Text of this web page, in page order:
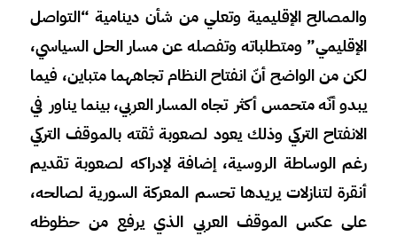
والمصالح الإقليمية وتعلي من شأن دينامية “التواصل
الإقليمي” ومتطلباته وتفصله عن مسار الحل السياسي،
لكن من الواضح أنّ انفتاح النظام تجاههما متباين، فيما
يبدو أنّه متحمس أكثر تجاه المسار العربي، بينما يناور في
الانفتاح التركي وذلك يعود لصعوبة ثقته بالموقف التركي
رغم الوساطة الروسية، إضافة لإدراكه لصعوبة تقديم
أنقرة لتنازلات يريدها تحسم المعركة السورية لصالحه،
على عكس الموقف العربي الذي يرفع من حظوظه